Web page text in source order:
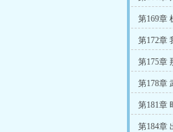
第169章
第172章
第175章
第178章
第181章
第184章